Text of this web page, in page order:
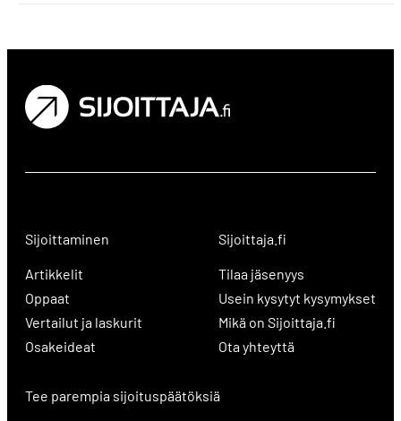
Sijoittaminen
Artikkelit
Oppaat
Vertailut ja laskurit
Osakeideat
Sijoittaja.fi
Tilaa jäsenyys
Usein kysytyt kysymykset
Mikä on Sijoittaja.fi
Ota yhteyttä
Tee parempia sijoituspäätöksiä